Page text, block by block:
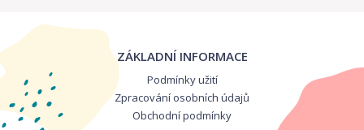
ZÁKLADNÍ INFORMACE
Podmínky užití
Zpracování osobních údajů
Obchodní podmínky